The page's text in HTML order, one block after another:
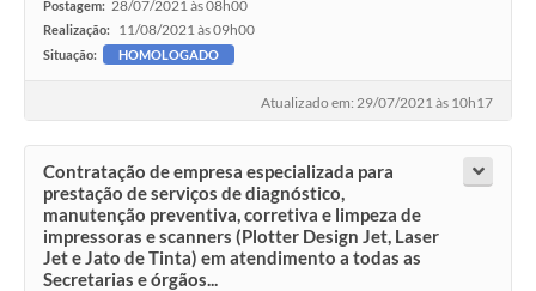
Postagem: 28/07/2021 às 08h00
Realização: 11/08/2021 às 09h00
Situação: HOMOLOGADO
Atualizado em: 29/07/2021 às 10h17
Contratação de empresa especializada para
prestação de serviços de diagnóstico,
manutenção preventiva, corretiva e limpeza de
impressoras e scanners (Plotter Design Jet, Laser
Jet e Jato de Tinta) em atendimento a todas as
Secretarias e órgãos...